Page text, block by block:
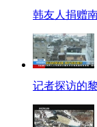
韩友人捐赠
记者探访的